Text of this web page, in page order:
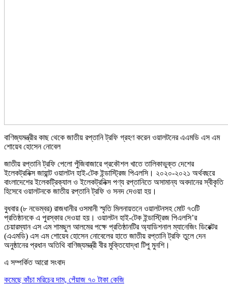
বাণিজ্যমন্ত্রীর কাছ থেকে জাতীয় রপ্তানি ট্রফি গ্রহণ করেন ওয়ালটনের এএমডি এস এম
শোয়েব হোসেন নোবেল
জাতীয় রপ্তানি ট্রফি পেলো পুঁজিবাজারে প্রকৌশল খাতে তালিকাভুক্ত দেশের
ইলেকট্রনিক্স জায়ান্ট ওয়ালটন হাই-টেক ইন্ডাস্ট্রিজ পিএলসি। ২০২০-২০২১ অর্থবছরে
বাংলাদেশের ইলেকট্রিক্যাল ও ইলেকট্রনিক্স পণ্য রপ্তানিতে অসামান্য অবদানের স্বীকৃতি
হিসেবে ওয়ালটনকে জাতীয় রপ্তানি ট্রফি ও সনদ দেওয়া হয়।
বুধবার (৮ নভেম্বর) রাজধানীর ওসমানী স্মৃতি মিলনায়তনে ওয়ালটনসহ মোট ৭৩টি
প্রতিষ্ঠানকে এ পুরস্কার দেওয়া হয়। ওয়ালটন হাই-টেক ইন্ডাস্ট্রিজ পিএলসি’র
চেয়ারম্যান এস এম শামছুল আলমের পক্ষে প্রতিষ্ঠানটির অ্যাডিশনাল ম্যানেজিং ডিরেক্টর
(এএমডি) এস এম শোয়েব হোসেন নোবেলের হাতে জাতীয় রপ্তানি ট্রফি তুলে দেন
অনুষ্ঠানের প্রধান অতিথি বাণিজ্যমন্ত্রী বীর মুক্তিযোদ্ধা টিপু মুনশি।
এ সম্পর্কিত আরো সংবাদ
কমেছে কাঁচা মরিচের দাম, পেঁয়াজ ৭০ টাকা কেজি